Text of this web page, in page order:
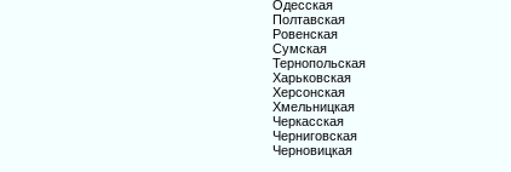
Одесская
Полтавская
Ровенская
Сумская
Тернопольская
Харьковская
Херсонская
Хмельницкая
Черкасская
Черниговская
Черновицкая